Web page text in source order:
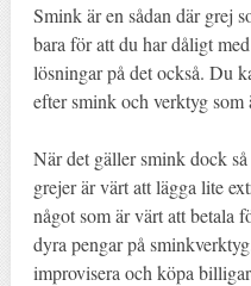
Smink är en sådan där grej
bara för att du har dåligt
lösningar på det också. Du
efter smink och verktyg
När det gäller smink dock
grejer är värt att lägga lite
något som är värt att betala
dyra pengar på
improvisera och köpa